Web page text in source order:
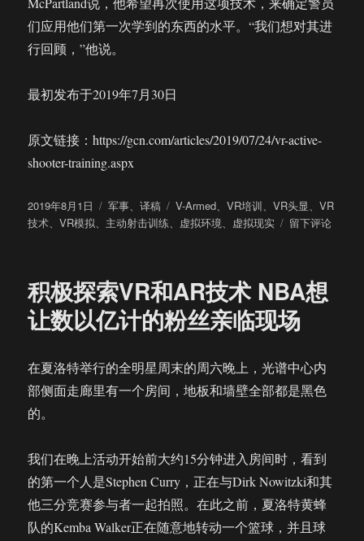
们应用他们第一次学到的东西的水平。“我们想对其进
行回顾，”他说。
最初发布于2019年7月30日
原文链接：https://gcn.com/articles/2019/07/24/vr-active-
shooter-training.aspx
发
布
2019年8月1日
分
类
军事、译稿
标
签
V-Armed、VR培训、VR头显、VR
技术、VR模拟、 主动射击训练、 虚拟环境、 虚拟现实
于
方
将
虚
现
实
技
主
动
射
击
场
留下评论
积极探索VR和AR技术 NBA想
让数以亿计的粉丝亲临现场
在夏洛特举行的全明星周末的周六晚上，光谱中心内
部侧面走廊里有一个房间，地板和墙壁全部都是黑色
的。
我们在晚上活动开始前大约15分钟进入房间时，看到
的第一个人是Stephen Curry，正在与Dirk Nowitzki和其
他三分竞赛参与者一起拍照。在此之前，夏洛特黄蜂
队的Kemba Walker正在随意地转动一个篮球，并且球